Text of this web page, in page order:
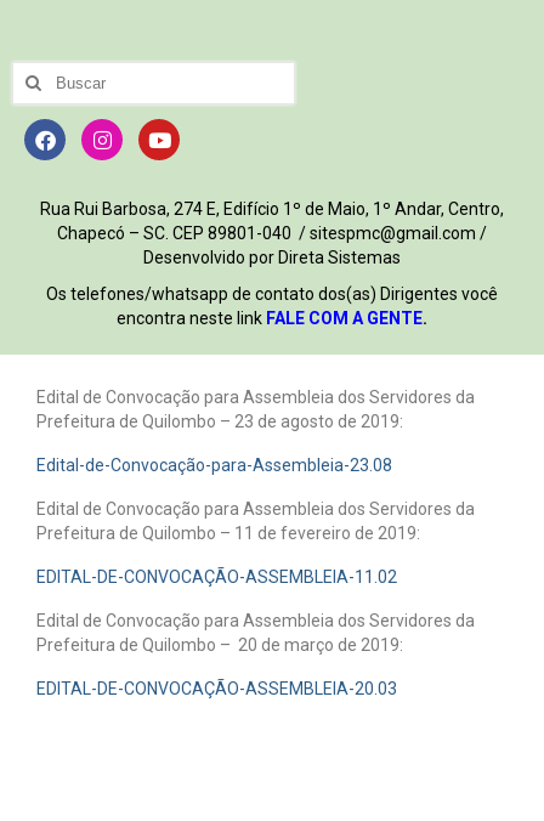
Rua Rui Barbosa, 274 E, Edifício 1º de Maio, 1º Andar, Centro,
Chapecó – SC. CEP 89801-040 / sitespmc@gmail.com /
Desenvolvido por Direta Sistemas
Os telefones/whatsapp de contato dos(as) Dirigentes você
encontra neste link FALE COM A GENTE.
Edital de Convocação para Assembleia dos Servidores da
Prefeitura de Quilombo – 23 de agosto de 2019:
Edital-de-Convocação-para-Assembleia-23.08
Edital de Convocação para Assembleia dos Servidores da
Prefeitura de Quilombo – 11 de fevereiro de 2019:
EDITAL-DE-CONVOCAÇÃO-ASSEMBLEIA-11.02
Edital de Convocação para Assembleia dos Servidores da
Prefeitura de Quilombo – 20 de março de 2019:
EDITAL-DE-CONVOCAÇÃO-ASSEMBLEIA-20.03